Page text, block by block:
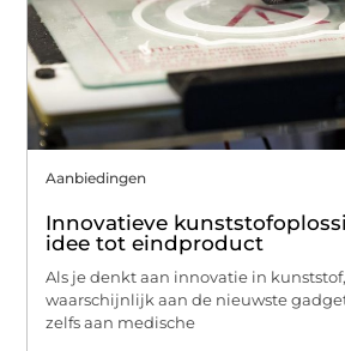
Aanbiedingen
Innovatieve
idee tot eindproduct
Als je denkt aan innovatie in
waarschijnlijk aan de nieuwste
zelfs aan medische